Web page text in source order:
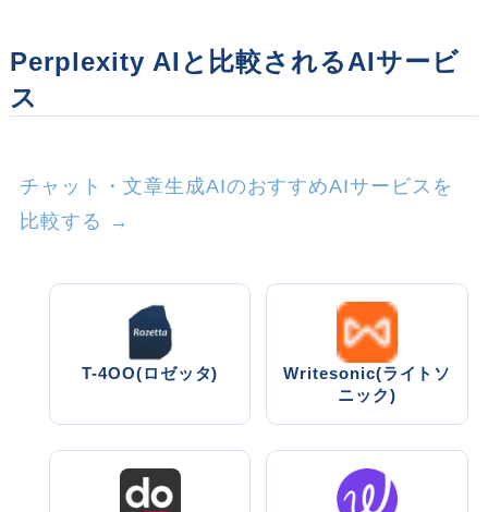
Perplexity AIと比較されるAIサービ
ス
チャット・文章生成AIのおすすめAIサービスを
比較する →
T-4OO(ロゼッタ)
Writesonic(ライトソ
ニック)